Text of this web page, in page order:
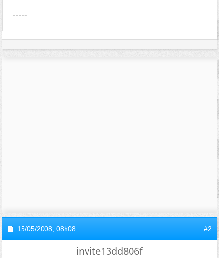
-----
15/05/2008, 08h08 #2
invite13dd806f